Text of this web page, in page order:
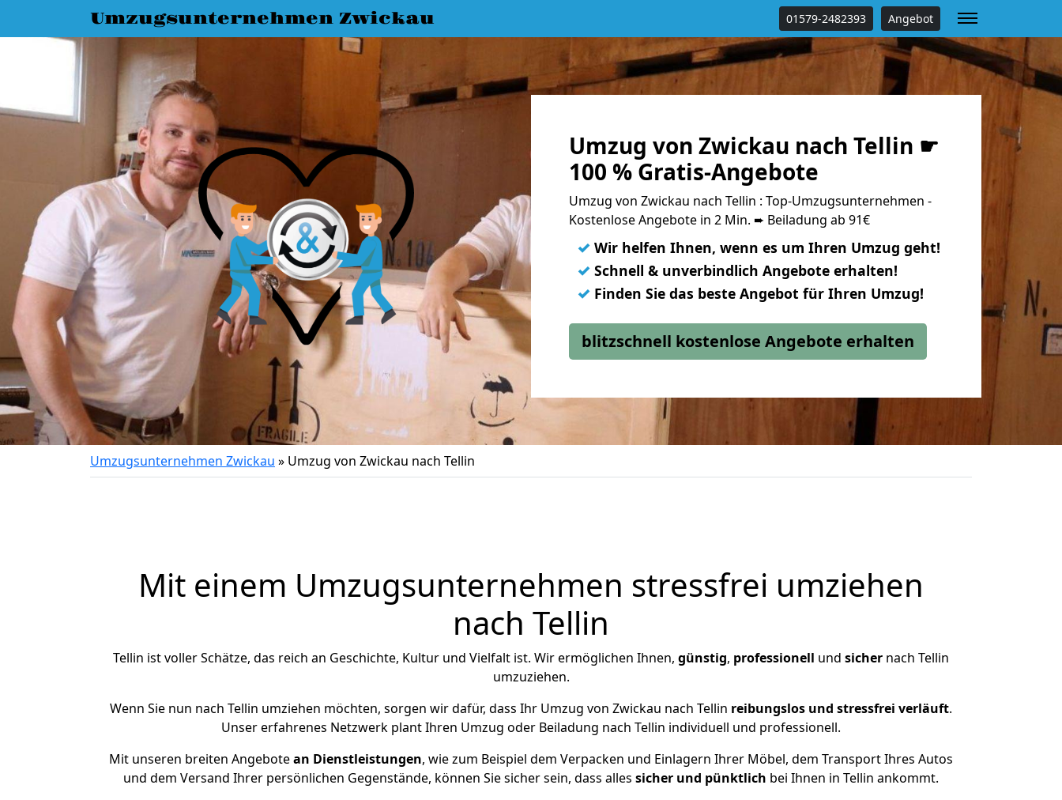
Umzugsunternehmen Zwickau 01579-2482393 Angebot
Umzug von Zwickau nach Tellin ☛
100 % Gratis-Angebote
Umzug von Zwickau nach Tellin : Top-Umzugsunternehmen -
Kostenlose Angebote in 2 Min. ➨ Beiladung ab 91€
✓ Wir helfen Ihnen, wenn es um Ihren Umzug geht!
✓ Schnell & unverbindlich Angebote erhalten!
✓ Finden Sie das beste Angebot für Ihren Umzug!
blitzschnell kostenlose Angebote erhalten
Umzugsunternehmen Zwickau » Umzug von Zwickau nach Tellin
Mit einem Umzugsunternehmen stressfrei umziehen
nach Tellin
Tellin ist voller Schätze, das reich an Geschichte, Kultur und Vielfalt ist. Wir ermöglichen Ihnen, günstig, professionell und sicher nach Tellin
umzuziehen.
Wenn Sie nun nach Tellin umziehen möchten, sorgen wir dafür, dass Ihr Umzug von Zwickau nach Tellin reibungslos und stressfrei verläuft.
Unser erfahrenes Netzwerk plant Ihren Umzug oder Beiladung nach Tellin individuell und professionell.
Mit unseren breiten Angebotean Dienstleistungen, wie zum Beispiel dem Verpacken und Einlagern Ihrer Möbel, dem Transport Ihres Autos
und dem Versand Ihrer persönlichen Gegenstände, können Sie sicher sein, dass alles sicher und pünktlich bei Ihnen in Tellin ankommt.